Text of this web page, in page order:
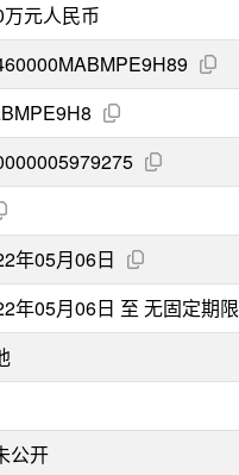
万元人民币
年05月06日
年05月06日 至 无固定期限
公开